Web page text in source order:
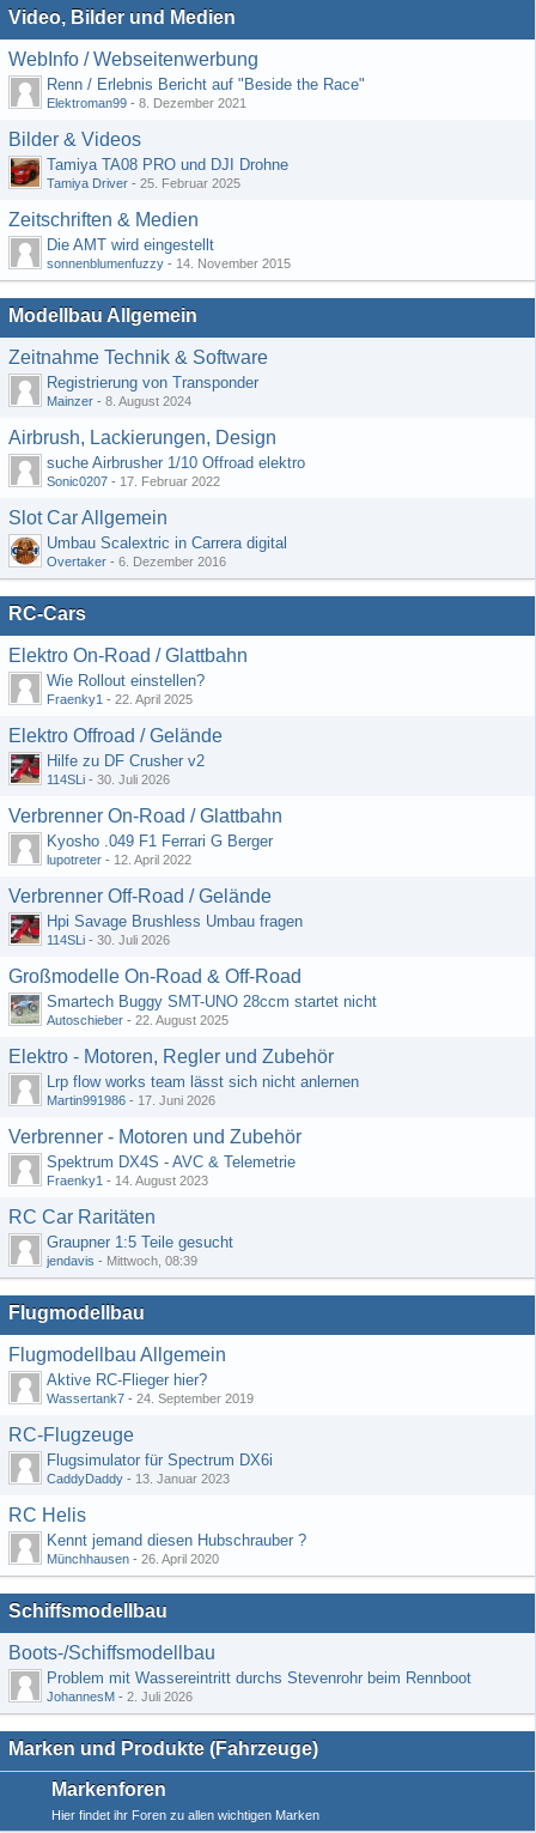
Video, Bilder und Medien
WebInfo / Webseitenwerbung
Renn / Erlebnis Bericht auf "Beside the Race"
Elektroman99 - 8. Dezember 2021
Bilder & Videos
Tamiya TA08 PRO und DJI Drohne
Tamiya Driver - 25. Februar 2025
Zeitschriften & Medien
Die AMT wird eingestellt
sonnenblumenfuzzy - 14. November 2015
Modellbau Allgemein
Zeitnahme Technik & Software
Registrierung von Transponder
Mainzer - 8. August 2024
Airbrush, Lackierungen, Design
suche Airbrusher 1/10 Offroad elektro
Sonic0207 - 17. Februar 2022
Slot Car Allgemein
Umbau Scalextric in Carrera digital
Overtaker - 6. Dezember 2016
RC-Cars
Elektro On-Road / Glattbahn
Wie Rollout einstellen?
Fraenky1 - 22. April 2025
Elektro Offroad / Gelände
Hilfe zu DF Crusher v2
114SLi - 30. Juli 2026
Verbrenner On-Road / Glattbahn
Kyosho .049 F1 Ferrari G Berger
lupotreter - 12. April 2022
Verbrenner Off-Road / Gelände
Hpi Savage Brushless Umbau fragen
114SLi - 30. Juli 2026
Großmodelle On-Road & Off-Road
Smartech Buggy SMT-UNO 28ccm startet nicht
Autoschieber - 22. August 2025
Elektro - Motoren, Regler und Zubehör
Lrp flow works team lässt sich nicht anlernen
Martin991986 - 17. Juni 2026
Verbrenner - Motoren und Zubehör
Spektrum DX4S - AVC & Telemetrie
Fraenky1 - 14. August 2023
RC Car Raritäten
Graupner 1:5 Teile gesucht
jendavis - Mittwoch, 08:39
Flugmodellbau
Flugmodellbau Allgemein
Aktive RC-Flieger hier?
Wassertank7 - 24. September 2019
RC-Flugzeuge
Flugsimulator für Spectrum DX6i
CaddyDaddy - 13. Januar 2023
RC Helis
Kennt jemand diesen Hubschrauber ?
Münchhausen - 26. April 2020
Schiffsmodellbau
Boots-/Schiffsmodellbau
Problem mit Wassereintritt durchs Stevenrohr beim Rennboot
JohannesM - 2. Juli 2026
Marken und Produkte (Fahrzeuge)
Markenforen
Hier findet ihr Foren zu allen wichtigen Marken